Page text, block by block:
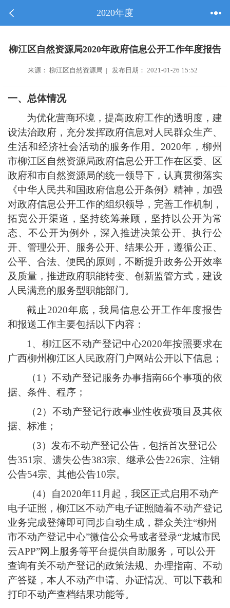
2020年度
柳江区自然资源局2020年政府信息公开工作年度报告
来源： 柳江区自然资源局 | 发布日期： 2021-01-26 15:52
一、总体情况
为优化营商环境，提高政府工作的透明度，建
设法治政府，充分发挥政府信息对人民群众生产、
生活和经济社会活动的服务作用。 2020年，柳州
市柳江区 自然资源局政府信息公开工作在区委、区
政府和市自然资源局的统一领导下，认真贯彻落实
《中华人民共和国政府信息公开条例》精神，加强
对政府信息公开工作的组织领导，完善工作机制，
拓宽公开渠道，坚持统筹兼顾，坚持以公开为常
态、不公开为例外， 深入推进决策公开、执行公
开、管理公开、服务公开、结果公开 ， 遵循公正、
公平、合法、便民的原则
， 不断提升政务公开效率
及质量，推进政府职能转变、创新监管方式，建设
人民满意的服务型职能部门。
截止2020年底 ，我局信息公开工作年度报告
和报送工作主要包括以下内容：
1、柳江区不动产登记中心2020年按照要求在
广西柳州柳江区人民政府门户网站公开以下信息；
（1）不动产登记服务办事指南66个事项的依
据、条件、程序；
（ 2）不动产登记行政事业性收费项目及其依
据、标准；
（3）发布不动产登记公告，包括首次登记公
告351宗、遗失公告383宗、继承公告226宗、注销
公告54宗、其他公告10宗。
（4）自2020年11月起，我区正式启用不动产
电子证照，柳江区不动产电子证照随着不动产登记
业务完成登簿即可同步自动生成，群众关注“柳州
市不动产登记中心”微信公众号或者登录“龙城市民
云APP”网上服务等平台提供自助服务，可以公开
查询有关不动产登记的政策法规、办理指南、不动
产答疑，本人不动产申请、办证情况、可以下载和
打印不动产查档结果功能等。